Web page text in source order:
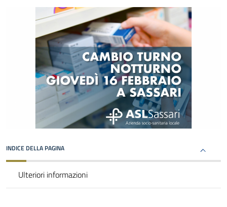
INDICE DELLA PAGINA
Ulteriori informazioni